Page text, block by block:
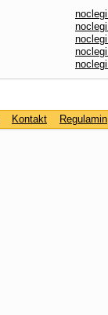
Kontakt Regulamin